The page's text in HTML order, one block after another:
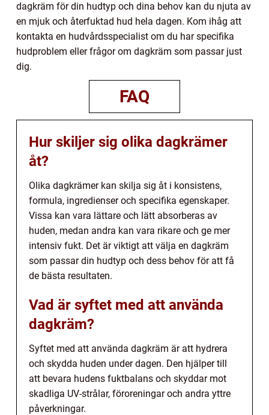
dagkräm för din hudtyp och dina behov kan du njuta av
en mjuk och återfuktad hud hela dagen. Kom ihåg att
kontakta en hudvårdsspecialist om du har specifika
hudproblem eller frågor om dagkräm som passar just
dig.
FAQ
Hur skiljer sig olika dagkrämer
åt?
Olika dagkrämer kan skilja sig åt i konsistens,
formula, ingredienser och specifika egenskaper.
Vissa kan vara lättare och lätt absorberas av
huden, medan andra kan vara rikare och ge mer
intensiv fukt. Det är viktigt att välja en dagkräm
som passar din hudtyp och dess behov för att få
de bästa resultaten.
Vad är syftet med att använda
dagkräm?
Syftet med att använda dagkräm är att hydrera
och skydda huden under dagen. Den hjälper till
att bevara hudens fuktbalans och skyddar mot
skadliga UV-strålar, föroreningar och andra yttre
påverkningar.